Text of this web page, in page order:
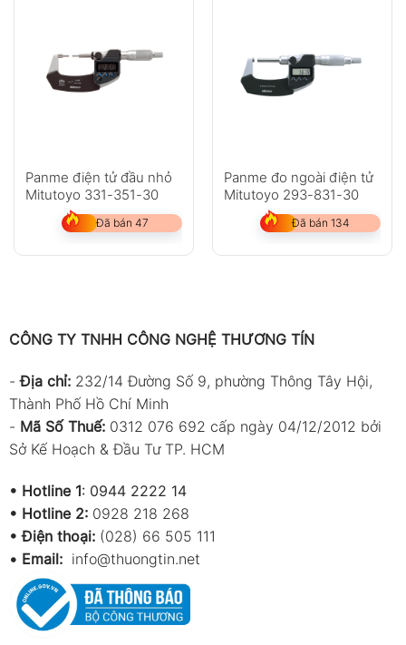
Panme điện tử đầu nhỏ
Mitutoyo 331-351-30
Đã bán 47
Panme đo ngoài điện tử
Mitutoyo 293-831-30
Đã bán 134
CÔNG TY TNHH CÔNG NGHỆ THƯƠNG TÍN
-Địa chỉ: 232/14 Đường Số 9, phường Thông Tây Hội,
Thành Phố Hồ Chí Minh
- Mã Số Thuế: 0312 076 692 cấp ngày 04/12/2012 bởi
Sở Kế Hoạch & Đầu Tư TP. HCM
• Hotline 1: 0944 2222 14
• Hotline 2: 0928 218 268
• Điện thoại: (028) 66 505 111
• Email: info@thuongtin.net